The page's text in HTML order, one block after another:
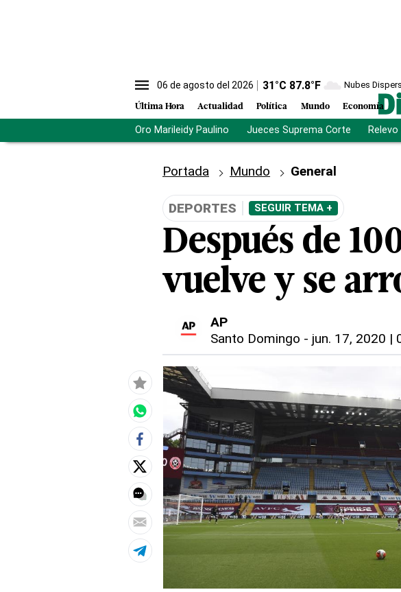
06 de agosto del 2026 31°C 87.8°F Nubes
Última Hora Actualidad Política Mundo Economía
Oro Marileidy Paulino Jueces Suprema Corte
Portada Mundo General
DEPORTES SEGUIR TEMA +
Después de
vuelve y se
AP
Santo Domingo - jun. 17, 2020 |